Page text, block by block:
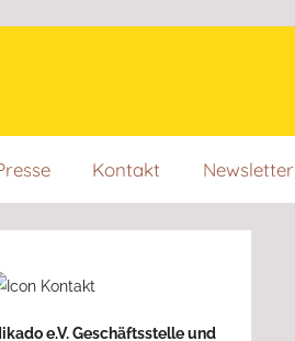
Kontakt Newsletter
e.V. Geschäftsstelle und